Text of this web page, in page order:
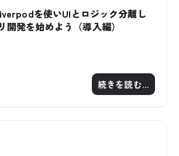
を使いUIとロジック分離し
開発を始めよう（導入編）
続きを読む…